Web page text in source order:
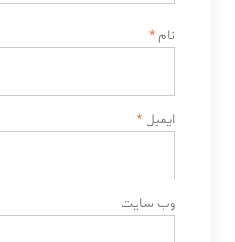
نام *
ایمیل *
وب‌ سایت